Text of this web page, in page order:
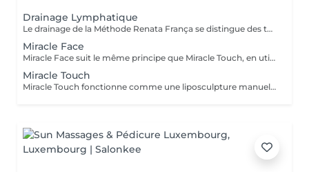
Drainage Lymphatique
Le drainage de la Méthode Renata França se distingue des techniques traditionnelles par son toucher précis, avec un rythme, des pressions, des pompages, des glissements et des manuvres totalement différents, qui permettent d'obtenir des résultats esthétiques visibles dès la première séance. La technique stimule la circulation sanguine, réduit les gonflements (dèmes) et favorise l'élimination des toxines. Son traitement continu permet d'affiner considérablement la silhouette et de réduire l'aspect de la cellulite, tout en renforçant le système immunitaire.
Miracle Face
Miracle Face suit le même principe que Miracle Touch, en utilisant la somme des rythmes, des pressions, des pompages, des glissements et des manuvres complètement différentes pour obtenir des résultats dès la première séance. Ce mélange est chargé de drainer le visage et d'en modeler les contours, d'où des bénéfices tels que la réduction des poches, des cernes et des dèmes (gonflements), visibles dès la première séance. Avec un effet liftant, le traitement continu permet d'obtenir des traits beaucoup plus définis, ainsi qu'un affinement du nez et une réduction des bajoues.
Miracle Touch
Miracle Touch fonctionne comme une liposculpture manuelle, apportant des bénéfices surprenants et immédiats. Grâce à une combinaison de rythme, de pression, de pompage, de glissement et des manuvres complètement différentes, Miracle Touch donne des résultats esthétiques dès la première séance. Parmi les avantages, citons la réduction des dèmes et des mensurations, des muscles plus apparents et un teint de peau uniforme. Un traitement continu permet de modeler la silhouette de manière exceptionnelle, de réduire l'apparence de la cellulite et de renforcer le système immunitaire.